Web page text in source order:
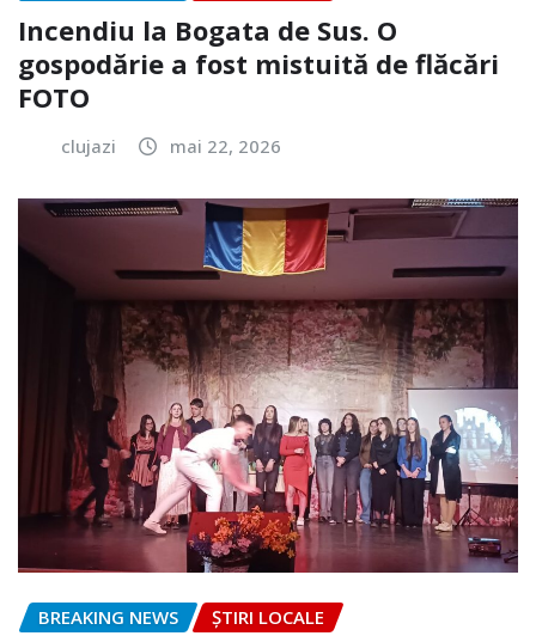
Incendiu la Bogata de Sus. O
gospodărie a fost mistuită de flăcări
FOTO
clujazi mai 22, 2026
BREAKING NEWS ȘTIRI LOCALE